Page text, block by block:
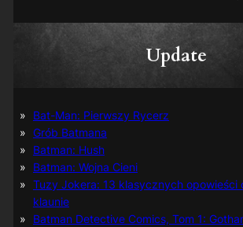
Update
Bat-Man: Pierwszy Rycerz
Grób Batmana
Batman: Hush
Batman: Wojna Cieni
Tuzy Jokera: 13 klasycznych opowieści
klaunie
Batman Detective Comics, Tom 1: